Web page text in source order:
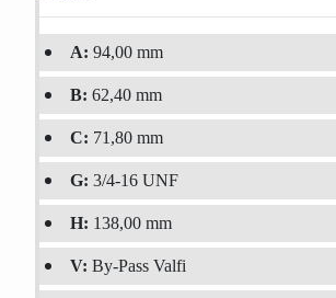
A: 94,00 mm
B: 62,40 mm
C: 71,80 mm
G: 3/4-16 UNF
H: 138,00 mm
V: By-Pass Valfi